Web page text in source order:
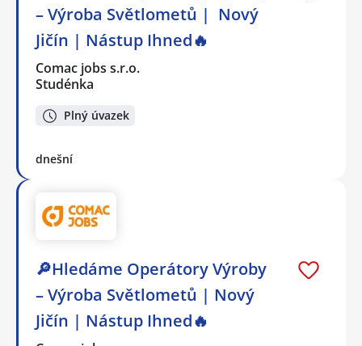
– Výroba Světlometů | Nový
Jičín | Nástup Ihned🔥
Comac jobs s.r.o.
Studénka
Plný úvazek
dnešní
🔎Hledáme Operátory Výroby
– Výroba Světlometů | Nový
Jičín | Nástup Ihned🔥